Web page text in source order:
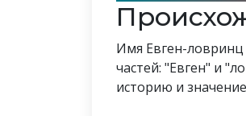
Имя Евген-ловринц
частей: "Евген" и
историю и